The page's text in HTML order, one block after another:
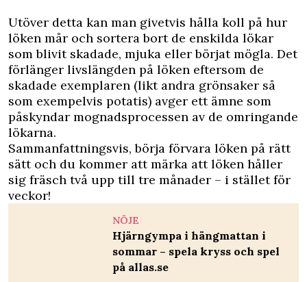
Utöver detta kan man givetvis hålla koll på hur
löken mår och sortera bort de enskilda lökar
som blivit skadade, mjuka eller börjat mögla. Det
förlänger livslängden på löken eftersom de
skadade exemplaren (likt andra grönsaker så
som exempelvis potatis) avger ett ämne som
påskyndar mognadsprocessen av de omringande
lökarna.
Sammanfattningsvis, börja förvara löken på rätt
sätt och du kommer att märka att löken håller
sig fräsch två upp till tre månader – i stället för
veckor!
NÖJE
Hjärngympa i hängmattan i
sommar – spela kryss och spel
på allas.se